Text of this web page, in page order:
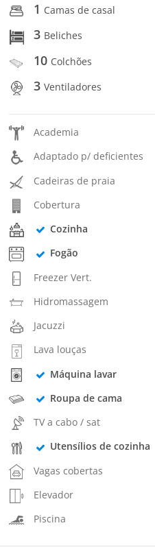
1 Camas de casal
3 Beliches
10 Colchões
3Ventiladores
Academia
Adaptado p/ deficientes
Cadeiras de praia
Cobertura
Cozinha
Fogão
Freezer Vert.
Hidromassagem
Jacuzzi
Lava louças
Máquina lavar
Roupa de cama
TV a cabo / sat
Utensílios de cozinha
Vagas cobertas
Elevador
Piscina